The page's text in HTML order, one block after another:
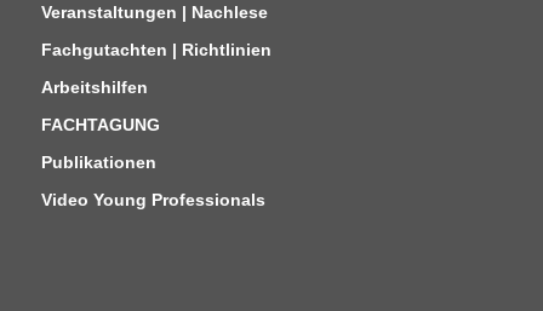
Veranstaltungen | Nachlese
Fachgutachten | Richtlinien
Arbeitshilfen
FACHTAGUNG
Publikationen
Video Young Professionals